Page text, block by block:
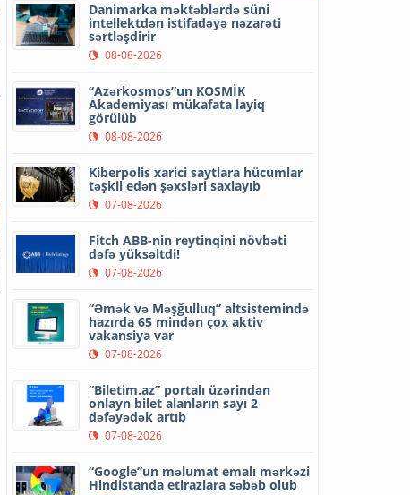
Danimarka məktəblərdə süni
intellektdən istifadəyə nəzarəti
sərtləşdirir
08-08-2026
“Azərkosmos”un KOSMİK
Akademiyası mükafata layiq
görülüb
08-08-2026
Kiberpolis xarici saytlara hücumlar
təşkil edən şəxsləri saxlayıb
07-08-2026
Fitch ABB-nin reytinqini növbəti
dəfə yüksəltdi!
07-08-2026
“Əmək və Məşğulluq” altsistemində
hazırda 65 mindən çox aktiv
vakansiya var
07-08-2026
“Biletim.az” portalı üzərindən
onlayn bilet alanların sayı 2
dəfəyədək artıb
07-08-2026
“Google”un məlumat emalı mərkəzi
Hindistanda etirazlara səbəb olub